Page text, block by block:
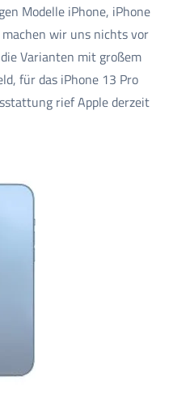
Modelle iPhone, iPhone
wir uns nichts vor
Varianten mit großem
für das iPhone 13 Pro
rief Apple derzeit